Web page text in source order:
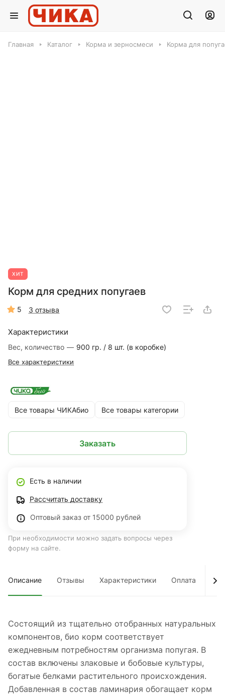
Главная Каталог Корма и зерносмеси Корма для
ХИТ
Корм для средних попугаев
5 3 отзыва
Характеристики
Вес, количество — 900 гр. / 8 шт. (в коробке)
Все характеристики
Все товары ЧИКАбио Все товары категории
Заказать
Есть в наличии
Рассчитать доставку
Оптовый заказ от 15000 рублей
При необходимости можно задать вопросы через
форму на сайте.
Описание Отзывы Характеристики Оплата
Состоящий из тщательно отобранных натуральных
компонентов, био корм соответствует
ежедневным потребностям организма попугая. В
состав включены злаковые и бобовые культуры,
богатые белками растительного происхождения.
Добавленная в состав ламинария обогащает корм